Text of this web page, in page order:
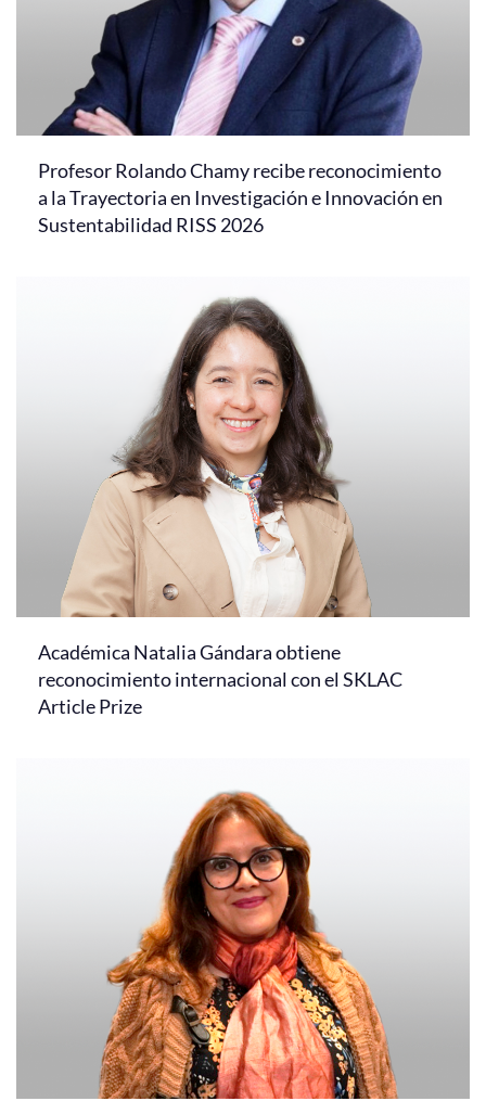
Profesor Rolando Chamy recibe reconocimiento
a la Trayectoria en Investigación e Innovación en
Sustentabilidad RISS 2026
Académica Natalia Gándara obtiene
reconocimiento internacional con el SKLAC
Article Prize